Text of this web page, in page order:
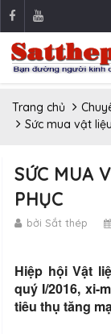
Trang chủ
Sức mua vật
SỨC MUA
PHỤC
bởi Sắt thép
Hiệp hội Vật
quý I/2016, xi-
tiêu thụ tăng